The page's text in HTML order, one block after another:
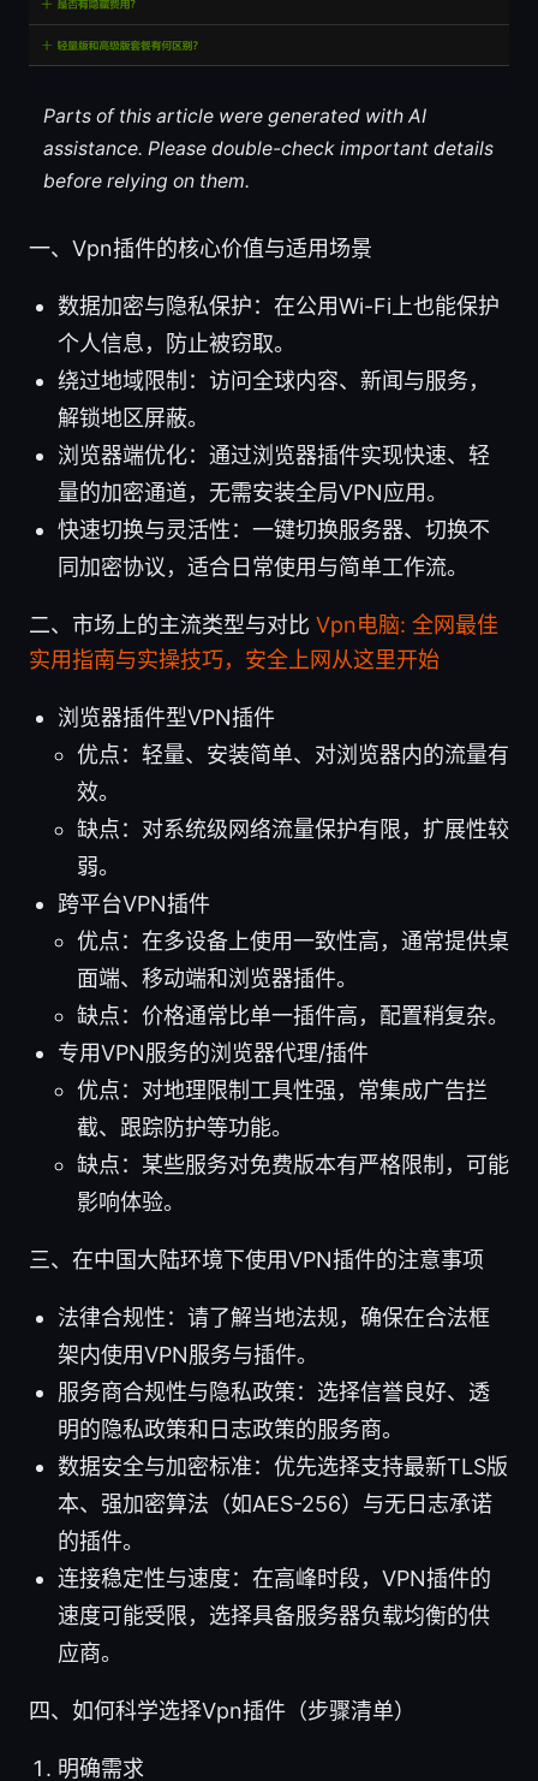
Parts of this article were generated with AI
assistance. Please double-check important details
before relying on them.
一、Vpn插件的核心价值与适用场景
数据加密与隐私保护：在公用Wi-Fi上也能保护
个人信息，防止被窃取。
绕过地域限制：访问全球内容、新闻与服务，
解锁地区屏蔽。
浏览器端优化：通过浏览器插件实现快速、轻
量的加密通道，无需安装全局VPN应用。
快速切换与灵活性：一键切换服务器、切换不
同加密协议，适合日常使用与简单工作流。
二、市场上的主流类型与对比 Vpn电脑: 全网最佳
实用指南与实操技巧，安全上网从这里开始
浏览器插件型VPN插件
优点：轻量、安装简单、对浏览器内的流量有
效。
缺点：对系统级网络流量保护有限，扩展性较
弱。
跨平台VPN插件
优点：在多设备上使用一致性高，通常提供桌
面端、移动端和浏览器插件。
缺点：价格通常比单一插件高，配置稍复杂。
专用VPN服务的浏览器代理/插件
优点：对地理限制工具性强，常集成广告拦
截、跟踪防护等功能。
缺点：某些服务对免费版本有严格限制，可能
影响体验。
三、在中国大陆环境下使用VPN插件的注意事项
法律合规性：请了解当地法规，确保在合法框
架内使用VPN服务与插件。
服务商合规性与隐私政策：选择信誉良好、透
明的隐私政策和日志政策的服务商。
数据安全与加密标准：优先选择支持最新TLS版
本、强加密算法（如AES-256）与无日志承诺
的插件。
连接稳定性与速度：在高峰时段，VPN插件的
速度可能受限，选择具备服务器负载均衡的供
应商。
四、如何科学选择Vpn插件（步骤清单）
明确需求